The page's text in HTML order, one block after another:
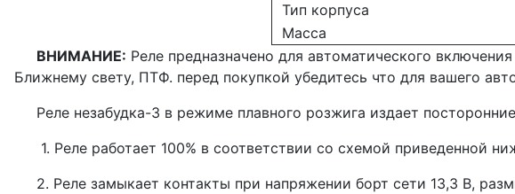
Тип корпуса
Масса
ВНИМАНИЕ: Реле предназначено для автоматического
Ближнему свету, ПТФ. перед покупкой убедитесь что для вашего
Реле незабудка-3 в режиме плавного розжига издает
1. Реле работает 100% в соответствии со схемой приведенной
2. Реле замыкает контакты при напряжении борт сети 13,3 В,